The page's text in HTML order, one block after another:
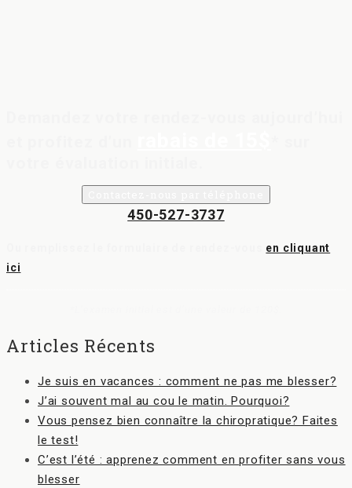
450-527-3737
en cliquant
ici
Articles Récents
Je suis en vacances : comment ne pas me blesser?
J’ai souvent mal au cou le matin. Pourquoi?
Vous pensez bien connaître la chiropratique? Faites
le test!
C’est l’été : apprenez comment en profiter sans vous
blesser